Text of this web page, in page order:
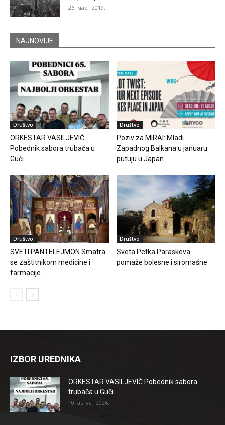
26. март 2019.
NAJNOVIJE
Društvo
ORKESTAR VASILJEVIĆ
Pobednik sabora trubača u
Guči
Društvo
Poziv za MIRAI: Mladi
Zapadnog Balkana u januaru
putuju u Japan
Društvo
SVETI PANTELEJMON Smatra
se zaštitnikom medicine i
farmacije
Društvo
Sveta Petka Paraskeva
pomaže bolesne i siromašne
IZBOR UREDNIKA
ORKESTAR VASILJEVIĆ Pobednik sabora
trubača u Guči
10. август 2026.